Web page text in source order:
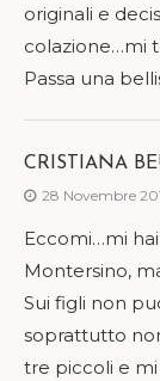
originali e
colazione…mi
Passa una
CRISTIANA
28 Novembre
Eccomi…mi
Montersino,
Sui figli non
soprattutto
tre piccoli e